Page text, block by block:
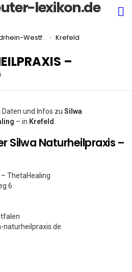
Westfalen
Krefeld
–
Daten und Infos zu Silwa
– in Krefeld
Silwa Naturheilpraxis –
ThetaHealing
6
naturheilpraxis.de